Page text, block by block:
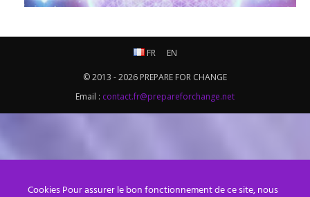
FR EN
© 2013 - 2026 PREPARE FOR CHANGE
Email : contact.fr@prepareforchange.net
Cookies Pour assurer le bon fonctionnement de ce site, nous